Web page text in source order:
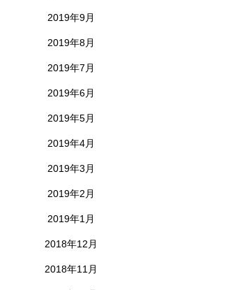
2019年9月
2019年8月
2019年7月
2019年6月
2019年5月
2019年4月
2019年3月
2019年2月
2019年1月
2018年12月
2018年11月